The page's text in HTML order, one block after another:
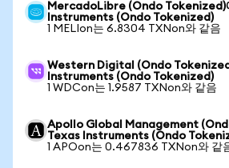
MercadoLibre (Ondo Tokenized)
Instruments (Ondo Tokenized)
1 MELIon는 6.8304 TXNon와 같음
Western Digital (Ondo
Instruments (Ondo Tokenized)
1 WDCon는 1.9587 TXNon와 같음
Apollo Global Management
Texas Instruments (Ondo
1 APOon는 0.467836 TXNon와 같